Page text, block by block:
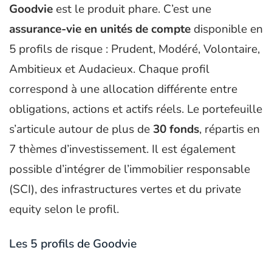
Goodvie est le produit phare. C’est une
assurance-vie en unités de compte disponible en
5 profils de risque : Prudent, Modéré, Volontaire,
Ambitieux et Audacieux. Chaque profil
correspond à une allocation différente entre
obligations, actions et actifs réels. Le portefeuille
s’articule autour de plus de 30 fonds, répartis en
7 thèmes d’investissement. Il est également
possible d’intégrer de l’immobilier responsable
(SCI), des infrastructures vertes et du private
equity selon le profil.
Les 5 profils de Goodvie